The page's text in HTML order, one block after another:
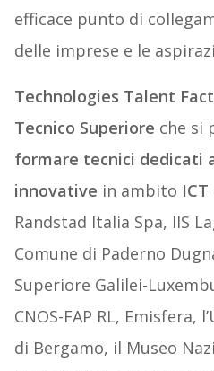
efficace punto di
delle imprese e le
Technologies Talent
Tecnico Superiore che si
formare tecnici dedicati
innovative in ambito ICT
Randstad Italia Spa, IIS
Comune di Paderno
Superiore Galilei-
CNOS-FAP RL, Emisfera,
di Bergamo, il Museo